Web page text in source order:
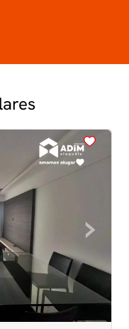
›Next